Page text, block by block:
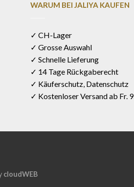
WARUM BEI JALIYA KAUFEN
✓ CH-Lager
✓ Grosse Auswahl
✓ Schnelle Lieferung
✓ 14 Tage Rückgaberecht
✓ Käuferschutz, Datenschutz
✓ Kostenloser Versand ab Fr.
cloudWEB